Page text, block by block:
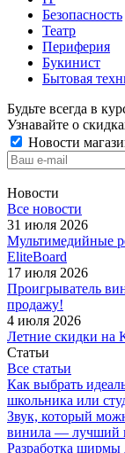
Безопасность
Театр
Периферия
Букинист
Бытовая
Будьте всегда в
Узнавайте о
Новости
Новости
Все новости
31 июля 2026
Мультимедийные
EliteBoard
17 июля 2026
Проигрыватель
продажу!
4 июля 2026
Летние скидки на
Статьи
Все статьи
Как выбрать
школьника или
Звук, который
винила — лучший
Разработка ширмы